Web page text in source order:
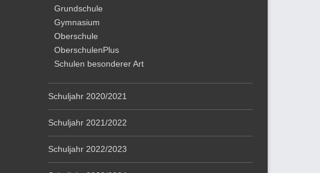
Grundschule
Gymnasium
Oberschule
OberschulenPlus
Schulen besonderer Art
Schuljahr 2020/2021
Schuljahr 2021/2022
Schuljahr 2022/2023